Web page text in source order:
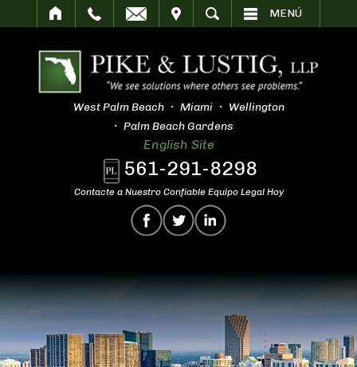
BUSCAR MENÚ
West Palm Beach Miami
Wellington
Palm Beach Gardens
English Site
561-291-8298
Contacte a Nuestro Confiable Equipo Legal Hoy